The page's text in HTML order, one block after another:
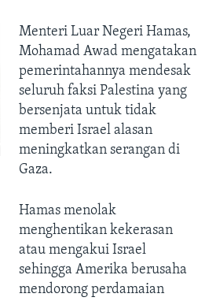
Menteri Luar Negeri Hamas,
Mohamad Awad mengatakan
pemerintahannya mendesak
seluruh faksi Palestina yang
bersenjata untuk tidak
memberi Israel alasan
meningkatkan serangan di
Gaza.
Hamas menolak
menghentikan kekerasan
atau mengakui Israel
sehingga Amerika berusaha
mendorong perdamaian